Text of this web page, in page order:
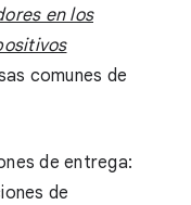
en los
comunes de
de entrega:
de